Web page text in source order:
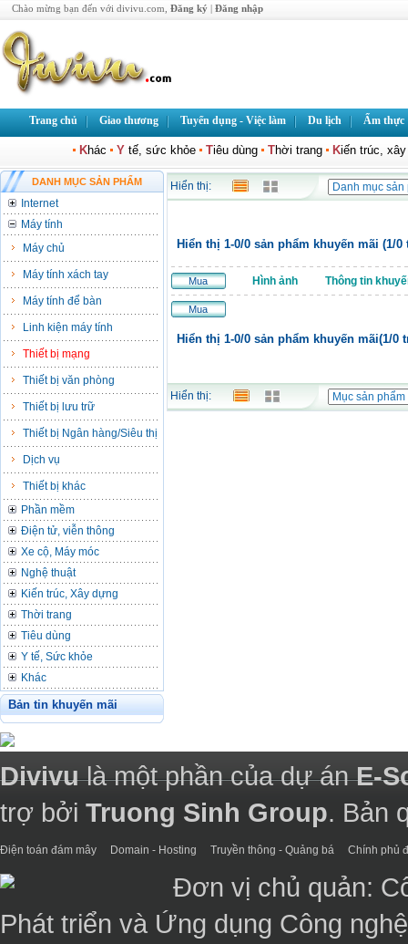
Chào mừng bạn đến với divivu.com, Đăng ký | Đăng nhập
Trang chủ Giao thương Tuyển dụng - Việc làm Du lịch Ẩm thực
Kiến trúc,
Thời trang
Tiêu dùng
Y tế, sức khỏe
Khác
DANH MỤC SẢN PHẨM
Internet
Máy tính
Máy chủ
Máy tính xách tay
Máy tính để bàn
Linh kiện máy tính
Thiết bị mạng
Thiết bị văn phòng
Thiết bị lưu trữ
Thiết bị Ngân hàng/Siêu thị
Dịch vụ
Thiết bị khác
Phần mềm
Điện tử, viễn thông
Xe cộ, Máy móc
Nghệ thuật
Kiến trúc, Xây dựng
Thời trang
Tiêu dùng
Y tế, Sức khỏe
Khác
Bản tin khuyến mãi
Hiển thị:
Hiển thị 1-0/0 sản phẩm khuyến mãi (1/0
Mua Hình ảnh Thông tin
Mua
Hiển thị 1-0/0 sản phẩm khuyến mãi(1/0
Hiển thị:
Divivulà một phần của dự ánE-
trợ bởi Truong Sinh Group. Bản
Điện toán đám mây Domain - Hosting Truyền thông - Quảng bá Chính phủ
Đơn vị chủ quản:
Phát triển và Ứng dụng Công